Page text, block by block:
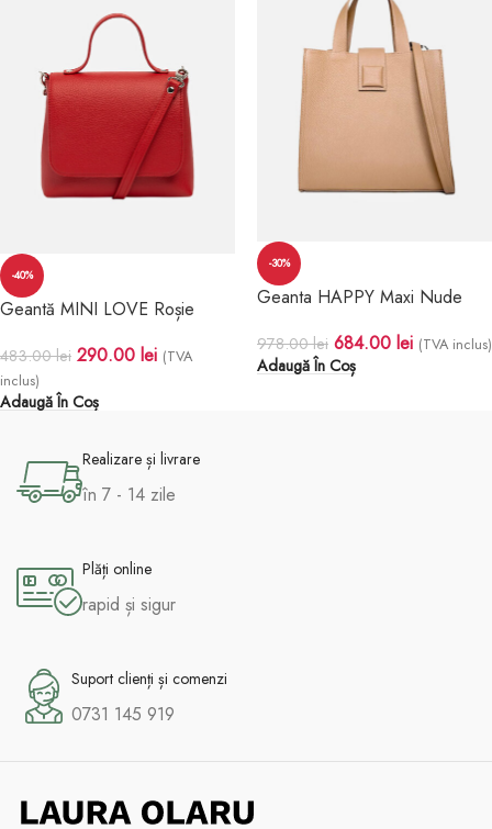
-40%
Geantă MINI LOVE Roșie
483.00lei 290.00 lei (TVA
inclus)
Adaugă În Coș
-30%
Geanta HAPPY Maxi Nude
978.00lei 684.00 lei (TVA inclus)
Adaugă În Coș
Realizare și livrare
în 7 - 14 zile
Plăți online
rapid și sigur
Suport clienți și comenzi
0731 145 919